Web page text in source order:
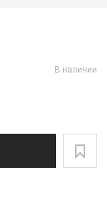
В наличии